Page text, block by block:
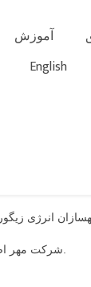
آموزش
English
انرژی